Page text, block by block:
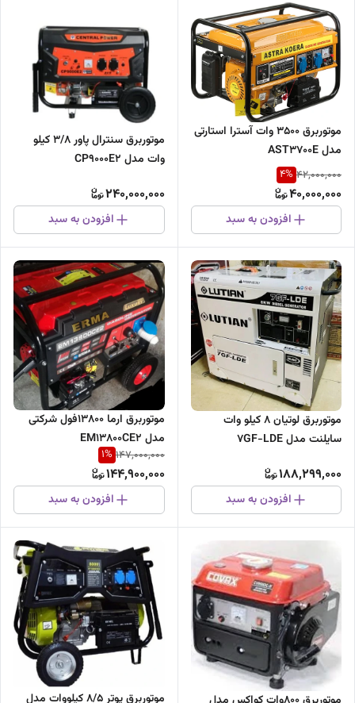
موتوربرق ۳۵۰۰ وات آسترا استارتی
مدل AST3700E
42,000,000
4%
40,000,000
افزودن به سبد
موتوربرق سنترال پاور ۳/۸ کیلو
وات مدل CP9000E2
240,000,000
افزودن به سبد
موتوربرق لوتیان 8 کیلو وات
سایلنت مدل 7GF-LDE
188,299,000
افزودن به سبد
موتوربرق ارما ۱۳۸۰۰فول شرکتی
مدل EM13800CE2
147,000,000
1%
144,900,000
افزودن به سبد
موتوربرق پوتر 8/5 کیلووات مدل